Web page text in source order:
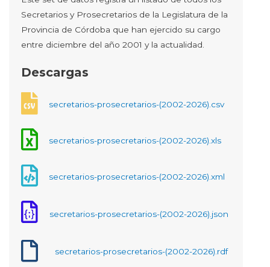
Secretarios y Prosecretarios de la Legislatura de la
Provincia de Córdoba que han ejercido su cargo
entre diciembre del año 2001 y la actualidad.
Descargas
secretarios-prosecretarios-(2002-2026).csv
secretarios-prosecretarios-(2002-2026).xls
secretarios-prosecretarios-(2002-2026).xml
secretarios-prosecretarios-(2002-2026).json
secretarios-prosecretarios-(2002-2026).rdf